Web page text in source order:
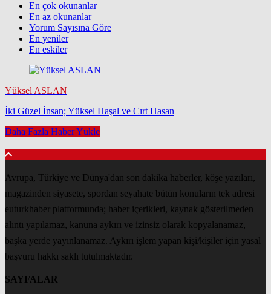
En çok okunanlar
En az okunanlar
Yorum Sayısına Göre
En yeniler
En eskiler
Yüksel ASLAN
İki Güzel İnsan; Yüksel Haşal ve Cırt Hasan
Daha Fazla Haber Yükle
Avrupa, Türkiye ve Dünya'dan son dakika haberler, köşe yazıları,
magazinden siyasete, spordan seyahate bütün konuların tek adresi
euturkhaber platformunda; haber içerikleri, kaynak gösterilmeden
alıntı yapılamaz, kanuna aykırı ve izinsiz olarak kopyalanamaz,
başka yerde yayınlanamaz. Aykırı işlem yapan kişi/kişiler için yasal
başvuru hakkı saklı tutulmaktadır.
SAYFALAR